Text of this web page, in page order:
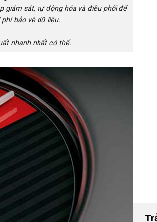
giám sát, tự động hóa và điều phối để
bảo vệ dữ liệu.
nhanh nhất có thể.